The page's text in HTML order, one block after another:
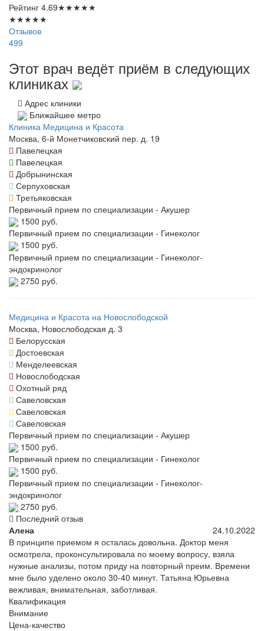
Рейтинг 4.69★★★★★
★★★★★
Отзывов
499
Этот врач ведёт приём в следующих
клиниках
Адрес клиники
Ближайшее метро
Клиника Медицина и Красота
Москва, 6-й Монетчиковский пер. д. 19
Павелецкая
Павелецкая
Добрынинская
Серпуховская
Третьяковская
Первичный прием по специализации - Акушер
1500 руб.
Первичный прием по специализации - Гинеколог
1500 руб.
Первичный прием по специализации - Гинеколог-
эндокринолог
2750 руб.
Медицина и Красота на Новослободской
Москва, Новослободская д. 3
Белорусская
Достоевская
Менделеевская
Новослободская
Охотный ряд
Савеловская
Савеловская
Савеловская
Первичный прием по специализации - Акушер
1500 руб.
Первичный прием по специализации - Гинеколог
1500 руб.
Первичный прием по специализации - Гинеколог-
эндокринолог
2750 руб.
Последний отзыв
Алена
24.10.2022
В принципе приемом я осталась довольна. Доктор меня
осмотрела, проконсультировала по моему вопросу, взяла
нужные анализы, потом приду на повторный преим. Времени
мне было уделено около 30-40 минут. Татьяна Юрьевна
вежливая, внимательная, заботливая.
Квалификация
Внимание
Цена-качество